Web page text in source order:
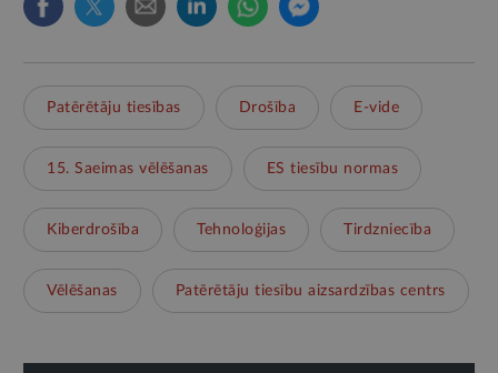
Patērētāju tiesības Drošība E-vide
15. Saeimas vēlēšanas ES tiesību normas
Kiberdrošība Tehnoloģijas Tirdzniecība
Vēlēšanas Patērētāju tiesību aizsardzības centrs